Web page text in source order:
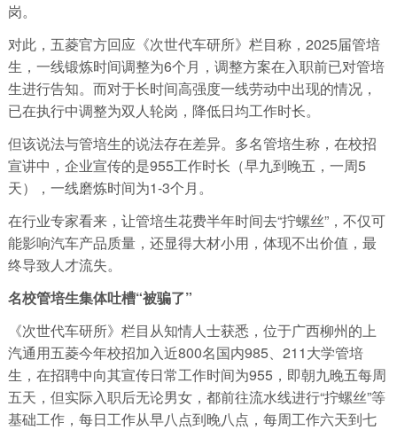
岗。
对此，五菱官方回应《次世代车研所》栏目称，2025届管培
生，一线锻炼时间调整为6个月，调整方案在入职前已对管培
生进行告知。而对于长时间高强度一线劳动中出现的情况，
已在执行中调整为双人轮岗，降低日均工作时长。
但该说法与管培生的说法存在差异。多名管培生称，在校招
宣讲中，企业宣传的是955工作时长（早九到晚五，一周5
天），一线磨炼时间为1-3个月。
在行业专家看来，让管培生花费半年时间去“拧螺丝”，不仅可
能影响汽车产品质量，还显得大材小用，体现不出价值，最
终导致人才流失。
名校管培生集体吐槽“被骗了”
《次世代车研所》栏目从知情人士获悉，位于广西柳州的上
汽通用五菱今年校招加入近800名国内985、211大学管培
生，在招聘中向其宣传日常工作时间为955，即朝九晚五每周
五天，但实际入职后无论男女，都前往流水线进行“拧螺丝”等
基础工作，每日工作从早八点到晚八点，每周工作六天到七